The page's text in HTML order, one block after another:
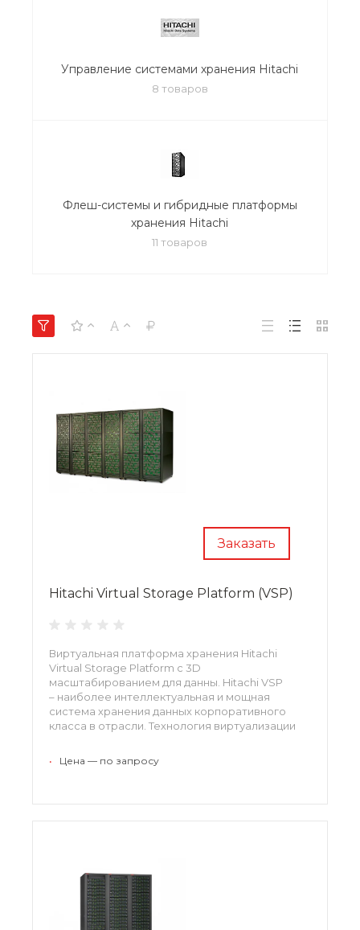
Управление системами хранения Hitachi
8 товаров
Флеш-системы и гибридные платформы
хранения Hitachi
11 товаров
Заказать
Hitachi Virtual Storage Platform (VSP)
Виртуальная платформа хранения Hitachi
Virtual Storage Platform с 3D
масштабированием для данны. Hitachi VSP
– наиболее интеллектуальная и мощная
система хранения данных корпоративного
класса в отрасли. Технология виртуализации
пуле устройств хранения данных предприятия.
• Цена — по запросу